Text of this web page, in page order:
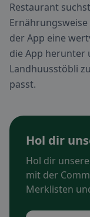
Restaurant
der App eine
die App herunter
Landhuusstöbli
passt.
Hol dir
Hol dir
mit der
Merklisten